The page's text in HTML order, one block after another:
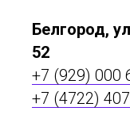
Белгород,
52
+7 (929) 000
+7 (4722)